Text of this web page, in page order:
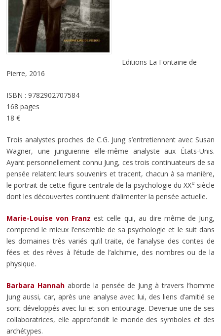
Editions La Fontaine de
Pierre, 2016
ISBN : 9782902707584
168 pages
18 €
Trois analystes proches de C.G. Jung s’entretiennent avec Susan
Wagner, une junguienne elle-même analyste aux États-Unis.
Ayant personnellement connu Jung, ces trois continuateurs de sa
pensée relatent leurs souvenirs et tracent, chacun à sa manière,
le portrait de cette figure centrale de la psychologie du XXe siècle
dont les découvertes continuent d’alimenter la pensée actuelle.
Marie-Louise von Franz est celle qui, au dire même de Jung,
comprend le mieux l’ensemble de sa psychologie et le suit dans
les domaines très variés qu’il traite, de l’analyse des contes de
fées et des rêves à l’étude de l’alchimie, des nombres ou de la
physique.
Barbara Hannahaborde la pensée de Jung à travers l’homme
Jung aussi, car, après une analyse avec lui, des liens d’amitié se
sont développés avec lui et son entourage. Devenue une de ses
collaboratrices, elle approfondit le monde des symboles et des
archétypes.